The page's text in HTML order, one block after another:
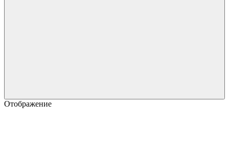
Отображение